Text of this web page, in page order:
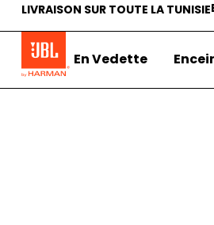
LIVRAISON SUR TOUTE LA TUNISIE
En Vedette